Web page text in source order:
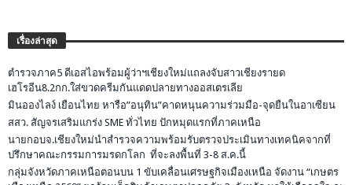
เรื่องล่าสุด
ตำรวจภาค5 ดีเอสไอพร้อมผู้ว่าฯเชียงใหม่แถลงจับสาวเชียงรายด
เฮโรอีน8.2กก.ใส่ขวดครีมกันแดดปลายทางออสเตรเลีย
มินอองไลง์ เยือนไทย หารือ”อนุทิน”คาดหนุนความร่วมมือ-จุดยืนในอาเซียน
สสว. สัญจรเสริมแกร่ง SME ทั่วไทย ปักหมุดแรกที่ภาคเหนือ
นายกอบจ.เชียงใหม่นำสำรวจความพร้อมรับตรวจประเมินทางเทคนิคจากที่
ปรึกษาคณะกรรมการมรดกโลก ที่จะลงพื้นที่ 3-8 ส.ค.นี้
กลุ่มจังหวัดภาคเหนือตอนบน 1 ขับเคลื่อนเศรษฐกิจเมืองเหนือ จัดงาน “เกษตร